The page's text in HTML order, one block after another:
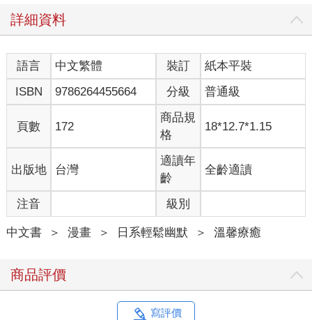
詳細資料
語言 中文繁體 裝訂
紙本平裝
ISBN
9786264455664 分級 普通級
頁數 172
商品規
格
18*12.7*1.15
出版地 台灣
適讀年
齡
全齡適讀
注音 級別
中文書 ＞ 漫畫 ＞ 日系輕鬆幽默 ＞ 溫馨療癒
商品評價
寫評價